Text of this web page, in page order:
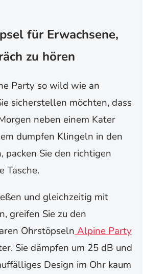
für Erwachsene,
zu hören
Party so wild wie an
sicherstellen möchten, dass
neben einem Kater
dumpfen Klingeln in den
packen Sie den richtigen
Tasche.
und gleichzeitig mit
greifen Sie zu den
Ohrstöpseln Alpine Party
Sie dämpfen um 25 dB und
Design im Ohr kaum